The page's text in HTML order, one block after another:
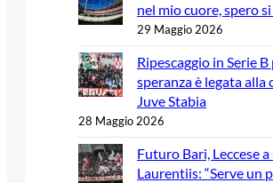
nel mio cuore, spero
29 Maggio 2026
Ripescaggio in Serie
speranza è legata alla
Juve Stabia
28 Maggio 2026
Futuro Bari, Leccese a
Laurentiis: “Serve un